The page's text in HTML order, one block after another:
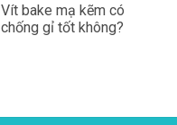
Vít bake mạ kẽm có
chống gỉ tốt không?